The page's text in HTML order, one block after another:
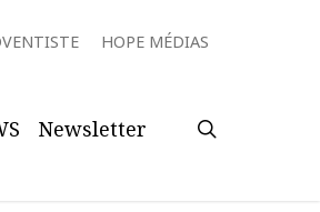
HOPE MÉDIAS
Newsletter